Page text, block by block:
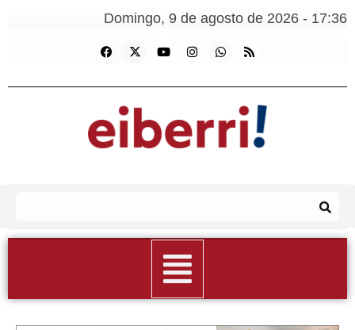
Domingo, 9 de agosto de 2026 - 17:36